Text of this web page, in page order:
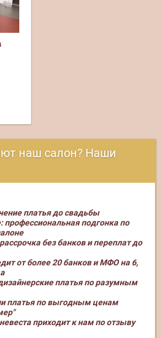
наш салон? Наши
платья до свадьбы
профессиональная подгонка по
без банков и переплат до
от более 20 банков и МФО на 6,
платья по разумным
платья по выгодным ценам
приходит к нам по отзыву